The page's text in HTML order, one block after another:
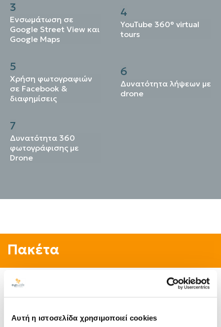
Αυτή η ιστοσελίδα χρησιμοποιεί cookies
3
Ενσωμάτωση σε
Google Street View και
Google Maps
4
YouTube 360° virtual
tours
5
Χρήση φωτογραφιών
σε Facebook &
διαφημίσεις
6
Δυνατότητα λήψεων με
drone
7
Δυνατότητα 360
φωτογράφισης με
Drone
Πακέτα
HIDDEN